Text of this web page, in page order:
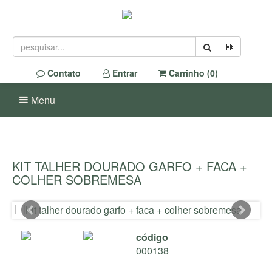
Contato Entrar Carrinho (0)
Menu
KIT TALHER DOURADO GARFO + FACA +
COLHER SOBREMESA
código
000138